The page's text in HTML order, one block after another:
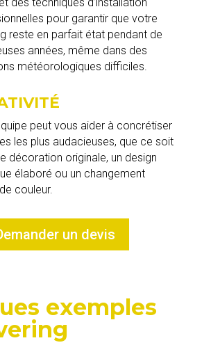
des techniques d’installation
pour garantir que votre
reste en parfait état pendant de
années, même dans des
météorologiques difficiles.
peut vous aider à concrétiser
les plus audacieuses, que ce soit
décoration originale, un design
élaboré ou un changement
couleur.
un devis
exemples